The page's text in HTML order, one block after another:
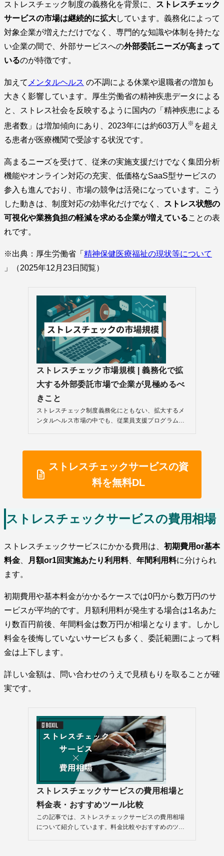
ストレスチェック制度の義務化を背景に、
ストレスチェック
サービスの市場は継続的に拡大しています。義務化によって
対象企業が増えただけでなく、専門的な知識や体制を持たな
い企業の間で、外部サービスへの外部委託ニーズが高まって
いるのが特徴です。
加えて メンタルヘルス の不調による休業や退職者の増加も
大きく影響しています。厚生労働省の精神疾患データによる
と、ストレス社会を反映するように国内の「精神疾患による
患者数」は増加傾向にあり、2023年には約603万人 ※ を超え
る患者が医療機関で受診する状況です。
高まるニーズを受けて、従来の実施支援だけでなく集団分析
機能やオンライン対応の充実、低価格なSaaS型サービスの
参入も進んでおり、市場の競争は活発になっています。こう
した動きは、制度対応の効率化だけでなく、
ストレス状態の
可視化や業務負担の軽減を求める企業が増えていることの表
れです。
※出典：厚生労働省「 精神保健医療福祉の現状等について
」（2025年12月23日閲覧）
ストレスチェックサービスの資
料を無料DL
ストレスチェックサービスの費用相場
ストレスチェックサービスにかかる費用は、 初期費用or基本
料金
月額or1回実施あたり利用料、 年間利用料に分けられ
ます。
初期費用や基本料金がかかるケースでは0円から数万円のサ
ービスが平均的です。月額利用料が発生する場合は1名あた
り数百円前後、年間料金は数万円が相場となります。しかし
料金を後悔していないサービスも多く、委託範囲によって料
金は上下します。
詳しい金額は、問い合わせのうえで見積もりを取ることが確
実です。